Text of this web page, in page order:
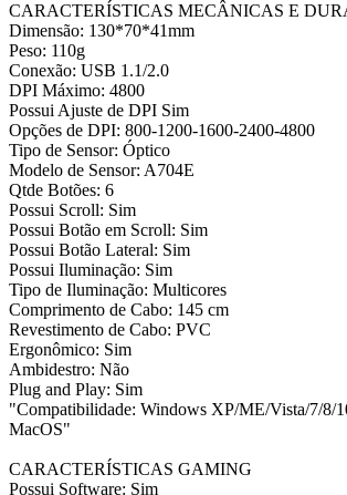
CARACTERÍSTICAS MECÂNICAS E
Dimensão: 130*70*41mm
Peso: 110g
Conexão: USB 1.1/2.0
DPI Máximo: 4800
Possui Ajuste de DPI Sim
Opções de DPI: 800-1200-1600-2400-4800
Tipo de Sensor: Óptico
Modelo de Sensor: A704E
Qtde Botões: 6
Possui Scroll: Sim
Possui Botão em Scroll: Sim
Possui Botão Lateral: Sim
Possui Iluminação: Sim
Tipo de Iluminação: Multicores
Comprimento de Cabo: 145 cm
Revestimento de Cabo: PVC
Ergonômico: Sim
Ambidestro: Não
Plug and Play: Sim
"Compatibilidade: Windows XP/ME/Vista/7/8/
MacOS"
CARACTERÍSTICAS GAMING
Possui Software: Sim